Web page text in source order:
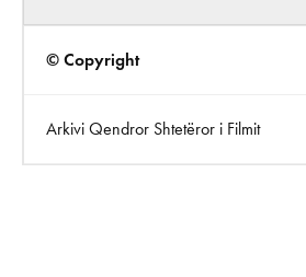
© Copyright
Arkivi Qendror Shtetëror i Filmit